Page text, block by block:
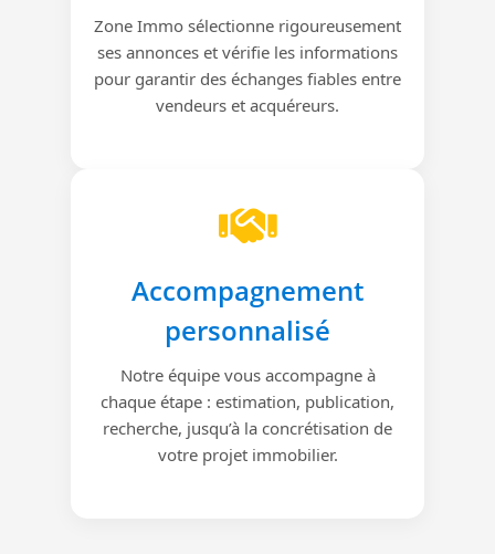
Zone Immo sélectionne rigoureusement
ses annonces et vérifie les informations
pour garantir des échanges fiables entre
vendeurs et acquéreurs.
Accompagnement
personnalisé
Notre équipe vous accompagne à
chaque étape : estimation, publication,
recherche, jusqu’à la concrétisation de
votre projet immobilier.